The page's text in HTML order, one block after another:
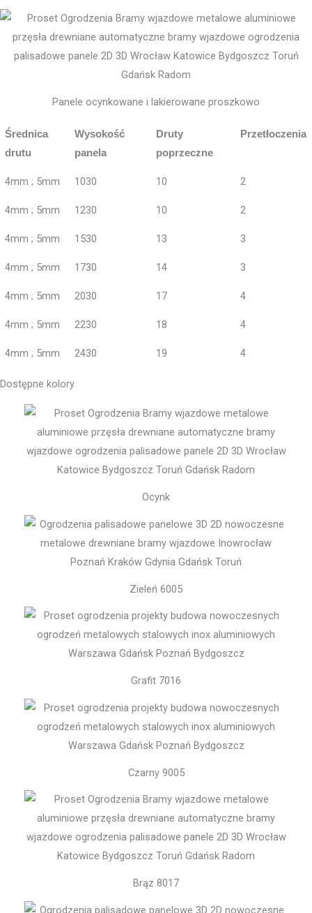
Panele ocynkowane i lakierowane proszkowo
Średnica
drutu
Wysokość
panela
Druty
poprzeczne
Przetłoczenia
4mm ; 5mm 1030 10 2
4mm ; 5mm 1230 10 2
4mm ; 5mm 1530 13 3
4mm ; 5mm 1730 14 3
4mm ; 5mm 2030 17 4
4mm ; 5mm 2230 18 4
4mm ; 5mm 2430 19 4
Dostępne kolory
Ocynk
Zieleń 6005
Grafit 7016
Czarny 9005
Brąz 8017